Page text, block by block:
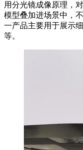
用分光镜成像原理，
模型叠加进场景中，
一产品主要用于展示
等。